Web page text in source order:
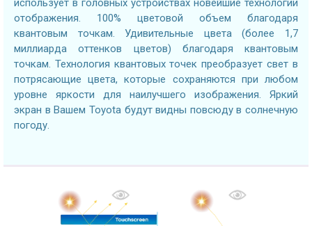
использует в головных устройствах новейшие технологии
отображения. 100% цветовой объем благодаря
квантовым точкам. Удивительные цвета (более 1,7
миллиарда оттенков цветов) благодаря квантовым
точкам. Технология квантовых точек преобразует свет в
потрясающие цвета, которые сохраняются при любом
уровне яркости для наилучшего изображения. Яркий
экран в Вашем Toyota будут видны повсюду в солнечную
погоду.